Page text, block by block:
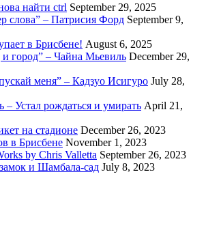
найти ctrl September 29, 2025
слова” – Патрисия Форд September 9,
в Брисбене! August 6, 2025
город” – Чайна Мьевиль December 29,
меня” – Кадзуо Исигуро July 28,
Устал рождаться и умирать April 21,
на стадионе December 26, 2023
в Брисбене November 1, 2023
by Chris Valletta September 26, 2023
и Шамбала-сад July 8, 2023